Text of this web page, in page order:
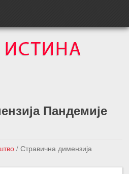
Пандемије
/ Стравична димензија